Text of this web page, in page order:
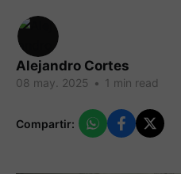
Alejandro Cortes
08 may. 2025 • 1 min read
Compartir: